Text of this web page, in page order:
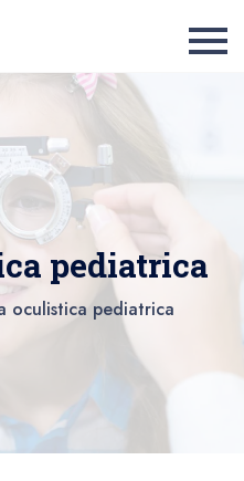
pediatrica
oculistica pediatrica